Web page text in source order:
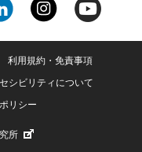
利用規約・免責事項
シビリティについて
リシー
所